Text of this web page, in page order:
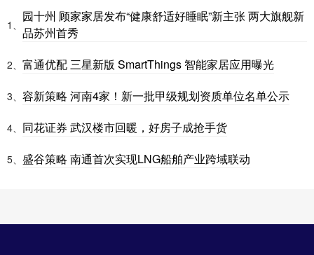
1、
园十州 顾家家居发布“健康舒适好睡眠”新主张 两大旗舰新
品苏州首秀
2、 富通优配 三星新版 SmartThings 智能家居应用曝光
3、 容新策略 河南4家！新一批甲级规划资质单位名单公示
4、 同花证券 武汉楼市回暖，好房子成抢手货
5、 盛谷策略 南通首次实现LNG船舶产业跨域联动